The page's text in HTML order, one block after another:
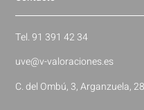
Tel. 91 391 42 34
uve@v-valoraciones.es
C. del Ombú, 3, Arganzuela,